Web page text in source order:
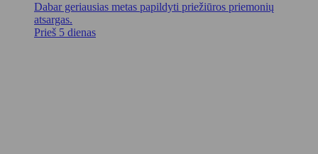
Dabar geriausias metas papildyti priežiūros priemonių
atsargas.
Prieš 5 dienas